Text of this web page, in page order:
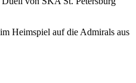
Heimspiel auf die Admirals aus